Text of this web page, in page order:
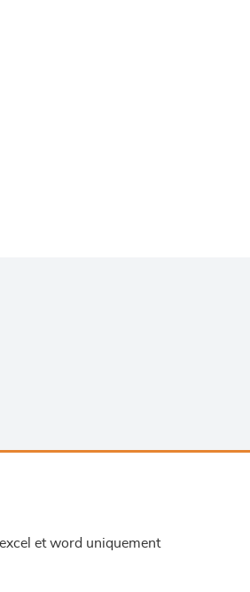
et word uniquement